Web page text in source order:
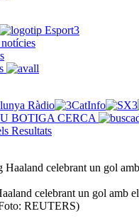
BOTIGA CERCA
Resultats
celebrant un gol amb
REUTERS)